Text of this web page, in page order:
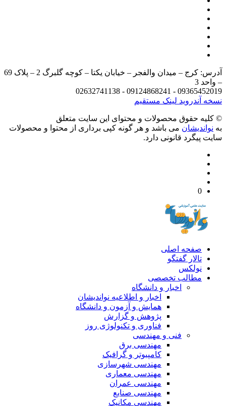
آدرس: کرج – میدان والفجر – خیابان یکتا – کوچه گلبرگ 2 – پلاک 69
3
09365452019 - 09124868241 -
آندرویدلینک مستقیم
حقوق محصولات و محتوای اين سایت متعلق
می باشد و هر گونه کپی برداری از محتوا و محصولات
پیگرد قانونی دارد.
صفحه اصلی
تالار گفتگو
نولکس
مطالب تخصصی
اخبار و دانشگاه
اخبار و اطلاعیه نواندیشان
همایش و آزمون و دانشگاه
پژوهش و گزارش
فناوری و تکنولوژی روز
فنی و مهندسی
مهندسی برق
کامپیوتر و گرافیک
مهندسی شهرسازی
مهندسی معماری
مهندسی عمران
مهندسی صنایع
مهندسی مکانیک